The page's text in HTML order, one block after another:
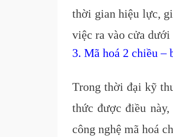
thời gian hiệu lực,
việc ra vào cửa dưới
3. Mã hoá 2 chiều –
Trong thời đại kỹ
thức được điều
công nghệ mã hoá